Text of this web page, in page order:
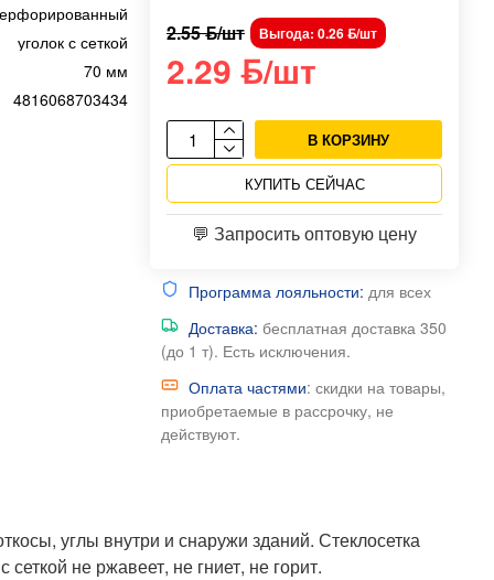
2.29 ƃ/шт
2.55 ƃ/шт Выгода: 0.26 ƃ/шт
В КОРЗИНУ
КУПИТЬ СЕЙЧАС
💬 Запросить оптовую цену
Программа лояльности: для всех
Доставка: бесплатная доставка 350
(до 1 т). Есть исключения.
Оплата частями: скидки на товары,
приобретаемые в рассрочку, не
действуют.
уголок с сеткой
70 мм
4816068703434
углы внутри и снаружи зданий. Стеклосетка
не ржавеет, не гниет, не горит.